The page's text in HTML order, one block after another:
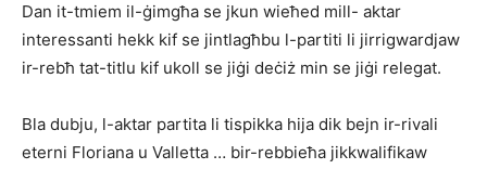
Dan it-tmiem il-ġimgħa se jkun wieħed mill- aktar
interessanti hekk kif se jintlagħbu l-partiti li jirrigwardjaw
ir-rebħ tat-titlu kif ukoll se jiġi deċiż min se jiġi relegat.
Bla dubju, l-aktar partita li tispikka hija dik bejn ir-rivali
eterni Floriana u Valletta … bir-rebbieħa jikkwalifikaw